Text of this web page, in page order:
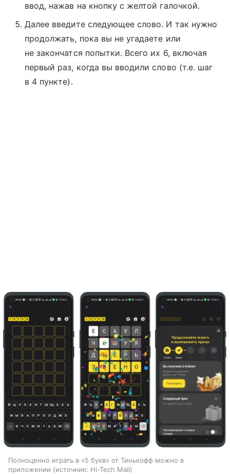
ввод, нажав на кнопку с желтой галочкой.
Далее введите следующее слово. И так нужно
продолжать, пока вы не угадаете или
не закончатся попытки. Всего их 6, включая
первый раз, когда вы вводили слово (т.е. шаг
в 4 пункте).
Полноценно играть в «5 букв» от Тинькофф можно в
приложении
источник: Hi-Tech Mail